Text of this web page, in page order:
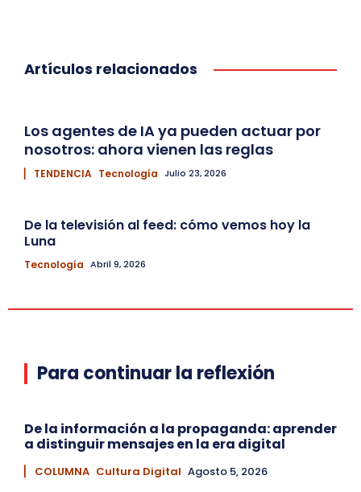
Artículos relacionados
Los agentes de IA ya pueden actuar por
nosotros: ahora vienen las reglas
▏ TENDENCIA Tecnología Julio 23, 2026
De la televisión al feed: cómo vemos hoy la
Luna
Tecnología Abril 9, 2026
Para continuar la reflexión
De la información a la propaganda: aprender
a distinguir mensajes en la era digital
▏ COLUMNA Cultura Digital Agosto 5, 2026